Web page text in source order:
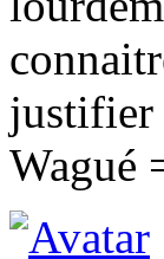
justifier
Wagué